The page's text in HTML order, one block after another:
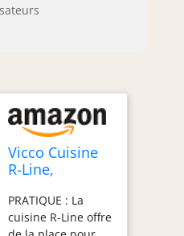
Vicco Cuisine
R-Line,
Brillant/Chêne
doré, 300cm
PRATIQUE : La
cuisine R-Line offre